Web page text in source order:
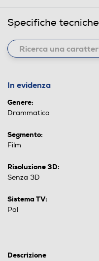
Specifiche tecniche
In evidenza
Genere:
Drammatico
Segmento:
Film
Risoluzione 3D:
Senza 3D
Sistema TV:
Pal
Descrizione